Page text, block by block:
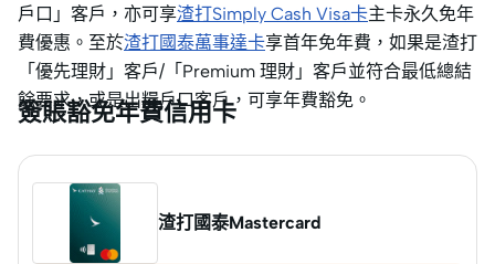
戶口」客戶，亦可享渣打Simply Cash Visa卡主卡永久免年
費優惠。至於渣打國泰萬事達卡享首年免年費，如果是渣打
「優先理財」客戶/「Premium 理財」客戶並符合最低總結
餘要求，或是出糧戶口客戶，可享年費豁免。
簽賬豁免年費信用卡
渣打國泰Mastercard